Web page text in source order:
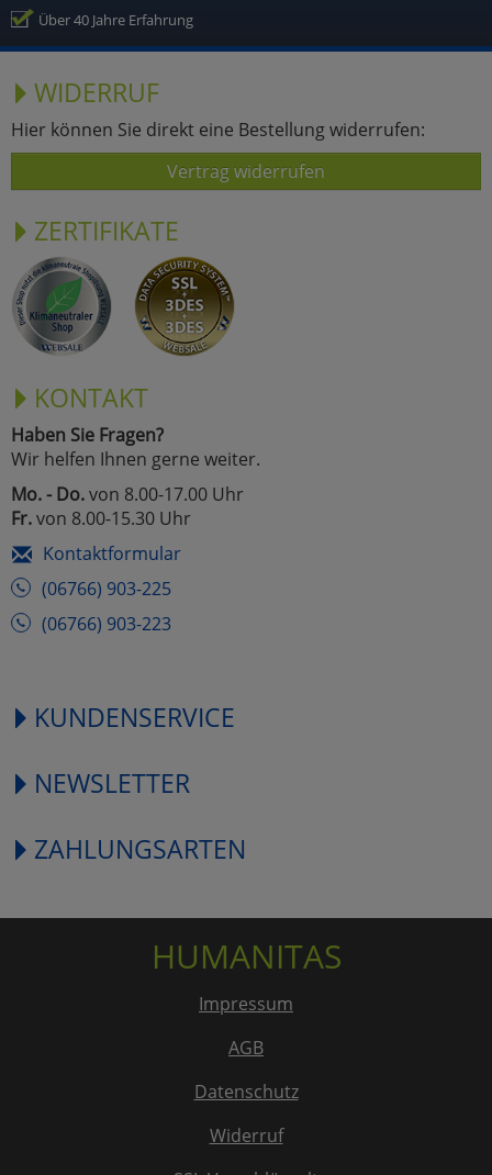
Über 40 Jahre Erfahrung
WIDERRUF
Hier können Sie direkt eine Bestellung widerrufen:
Vertrag widerrufen
ZERTIFIKATE
KONTAKT
Haben Sie Fragen?
Wir helfen Ihnen gerne weiter.
Mo. - Do.von 8.00-17.00 Uhr
Fr.von 8.00-15.30 Uhr
Kontaktformular
(06766) 903-225
(06766) 903-223
KUNDENSERVICE
NEWSLETTER
ZAHLUNGSARTEN
HUMANITAS
Impressum
AGB
Datenschutz
Widerruf